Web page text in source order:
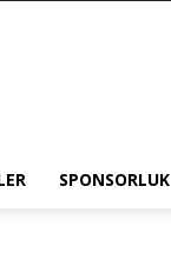
SPONSORLUK